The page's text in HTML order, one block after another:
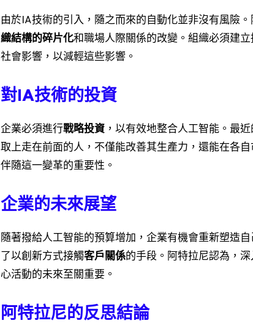
由於IA技術的引入，隨之而來的自動化並非沒有風險
織結構的碎片化和職場人際關係的改變。組織必須建
社會影響，以減輕這些影響。
對IA技術的投資
企業必須進行戰略投資 ，以有效地整合人工智能。最
取上走在前面的人，不僅能改善其生產力，還能在各
伴隨這一變革的重要性。
企業的未來展望
隨著撥給人工智能的預算增加，企業有機會重新塑造
了以創新方式接觸客戶關係的手段。阿特拉尼認為，
心活動的未來至關重要。
阿特拉尼的反思結論